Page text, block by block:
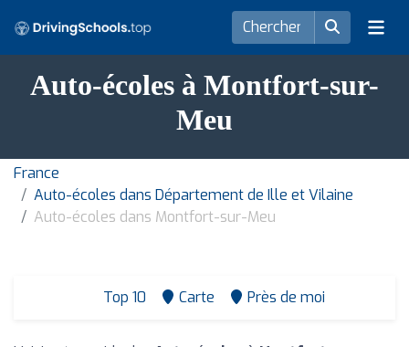
Auto-écoles à Montfort-sur-
Meu
France
Auto-écoles dans Département de Ille et Vilaine
Auto-écoles dans Montfort-sur-Meu
Top 10 Carte Près de moi